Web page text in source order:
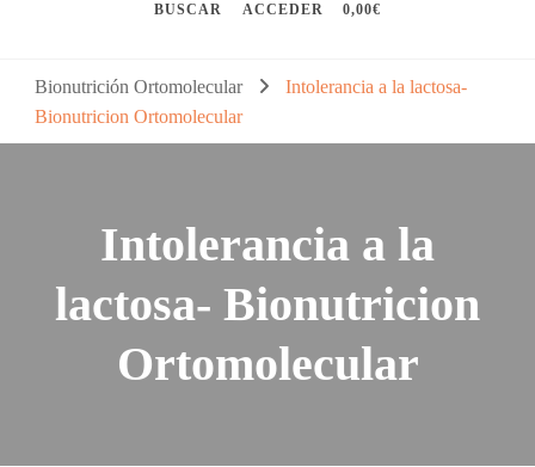
BUSCAR ACCEDER 0,00€
Bionutrición Ortomolecular
Intolerancia a la lactosa-
Bionutricion Ortomolecular
Intolerancia a la
lactosa- Bionutricion
Ortomolecular